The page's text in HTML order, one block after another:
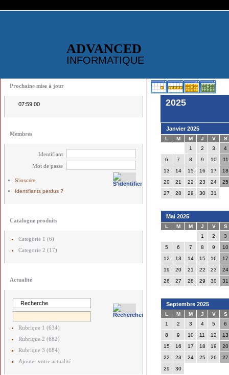
ADVANCED
INFORMATIQUE
Prochaine mise à jour
07:59:00
Membres
Identifiant
Mot de passe
S'inscrire
Identifiants perdus ?
Catalogue produits
Categorie 1 (6)
Categorie 2 (17)
Actualité
Rubrique 1 (634)
Rubrique 2 (682)
Rubrique 3 (684)
Ajouter votre actualité
2025
Janvier 2025
L M M J V
S
1
2 3
4
6
7 8 9 10
11
13
14 15 16 17
18
20
21 22 23 24
25
27
28 29 30 31
Mai 2025
L M M J V
S
1
2
3
5
6 7 8 9
10
12
13 14 15 16
17
19
20 21 22 23
24
26
27 28 29 30 31
Septembre 2025
L M M J V
S
1
2 3 4 5
6
8
9 10 11 12
13
15
16 17 18 19
20
22
23 24 25 26
27
29
30